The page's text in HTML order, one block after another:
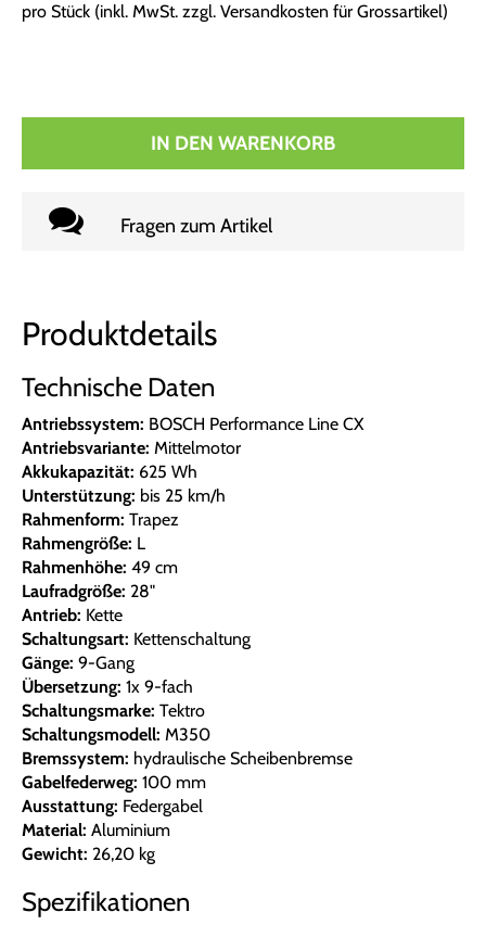
pro Stück (inkl. MwSt. zzgl. Versandkosten für Grossartikel)
IN DEN WARENKORB
Fragen zum Artikel
Produktdetails
Technische Daten
Antriebssystem: BOSCH Performance Line CX
Antriebsvariante: Mittelmotor
Akkukapazität: 625 Wh
Unterstützung: bis 25 km/h
Rahmenform: Trapez
Rahmengröße: L
Rahmenhöhe: 49 cm
Laufradgröße: 28"
Antrieb: Kette
Schaltungsart: Kettenschaltung
Gänge: 9-Gang
Übersetzung: 1x 9-fach
Schaltungsmarke: Tektro
Schaltungsmodell: M350
Bremssystem: hydraulische Scheibenbremse
Gabelfederweg: 100 mm
Ausstattung: Federgabel
Material: Aluminium
Gewicht: 26,20 kg
Spezifikationen